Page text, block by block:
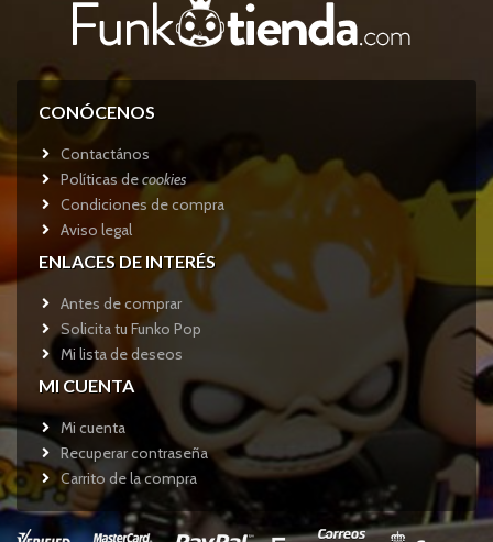
CONÓCENOS
Contactános
Políticas decookies
Condiciones de compra
Aviso legal
ENLACES DE INTERÉS
Antes de comprar
Solicita tu Funko Pop
Mi lista de deseos
MI CUENTA
Mi cuenta
Recuperar contraseña
Carrito de la compra